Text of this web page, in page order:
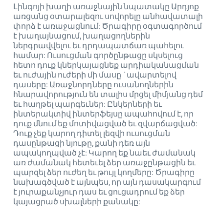
Լինգոյի խաղի առաջնային նպատակը Արդյոք
առցանց օտարալեզու սովորելը անհավատալի
փորձ է առաջացնում: Ծրագիրը օգտագործում
է խաղայնացում, խաղացողներին
ներգրավվելու եւ դրդապատճառ պահելու
համար: Ուսուցման գործընթացը սկսելուց
հետո դուք կներկայացնեք արդիականացման
եւ ուժային ուժերի մի մասը `ավարտելով
դասերը: Առաջնորդները ուսանողներին
հնարավորություն են տալիս մրցել միմյանց դեմ
եւ հաղթել պարգեւներ: Ընկերների եւ
ինտերակտիվ ինտերֆեյսը ապահովում է, որ
դուք մնում եք մոտիվացված եւ զվարճացված:
Դուք չեք կարող դիտել լեզվի ուսուցման
դասընթացի նյութը, քանի դեռ այն
ապակողպված չէ: Կարող եք նաեւ ժամանակ
առ ժամանակ հետեւել ձեր առաջընթացին եւ
պարզել ձեր ուժեղ եւ թույլ կողմերը: Ծրագիրը
նախագծված է այնպես, որ այն դասակարգում
է յուրաքանչյուր դաս եւ ցուցադրում եք ձեր
կայացրած սխալների քանակը: